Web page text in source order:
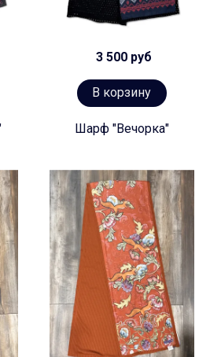
3 500 руб
В корзину
Шарф "Вечорка"